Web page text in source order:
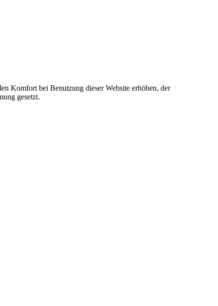
Komfort bei Benutzung dieser Website erhöhen, der
gesetzt.